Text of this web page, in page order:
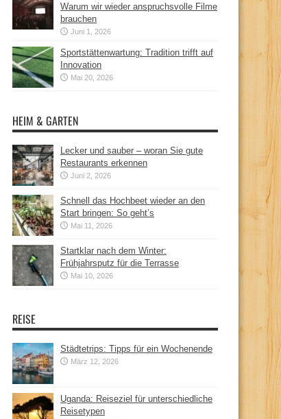
Warum wir wieder anspruchsvolle Filme
brauchen
Juni 1, 2026
Sportstättenwartung: Tradition trifft auf
Innovation
Mai 20, 2026
HEIM & GARTEN
Lecker und sauber – woran Sie gute
Restaurants erkennen
Juni 2, 2026
Schnell das Hochbeet wieder an den
Start bringen: So geht’s
Mai 11, 2026
Startklar nach dem Winter:
Frühjahrsputz für die Terrasse
Mai 10, 2026
REISE
Städtetrips: Tipps für ein Wochenende
März 12, 2026
Uganda: Reiseziel für unterschiedliche
Reisetypen